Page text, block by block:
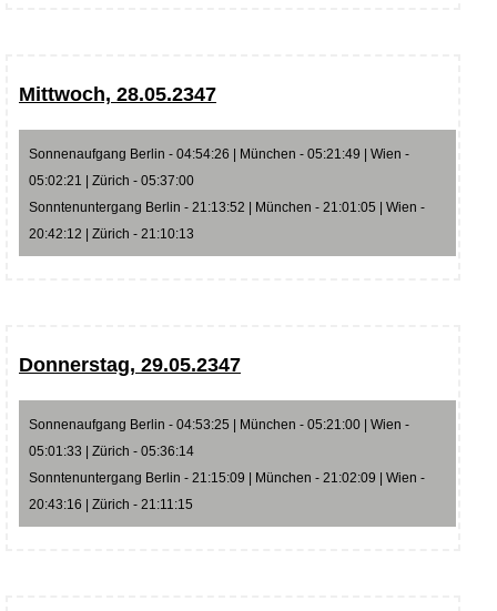
Mittwoch, 28.05.2347
Sonnenaufgang Berlin - 04:54:26 | München - 05:21:49 | Wien -
05:02:21 | Zürich - 05:37:00
Sonntenuntergang Berlin - 21:13:52 | München - 21:01:05 | Wien -
20:42:12 | Zürich - 21:10:13
Donnerstag, 29.05.2347
Sonnenaufgang Berlin - 04:53:25 | München - 05:21:00 | Wien -
05:01:33 | Zürich - 05:36:14
Sonntenuntergang Berlin - 21:15:09 | München - 21:02:09 | Wien -
20:43:16 | Zürich - 21:11:15